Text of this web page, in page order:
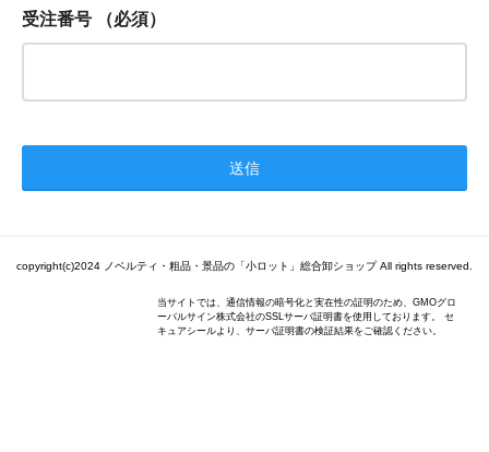
受注番号 （必須）
copyright(c)2024 ノベルティ・粗品・景品の「小ロット」総合卸ショップ All rights reserved.
当サイトでは、通信情報の暗号化と実在性の証明のため、GMOグロ
ーバルサイン株式会社のSSLサーバ証明書を使用しております。 セ
キュアシールより、サーバ証明書の検証結果をご確認ください。